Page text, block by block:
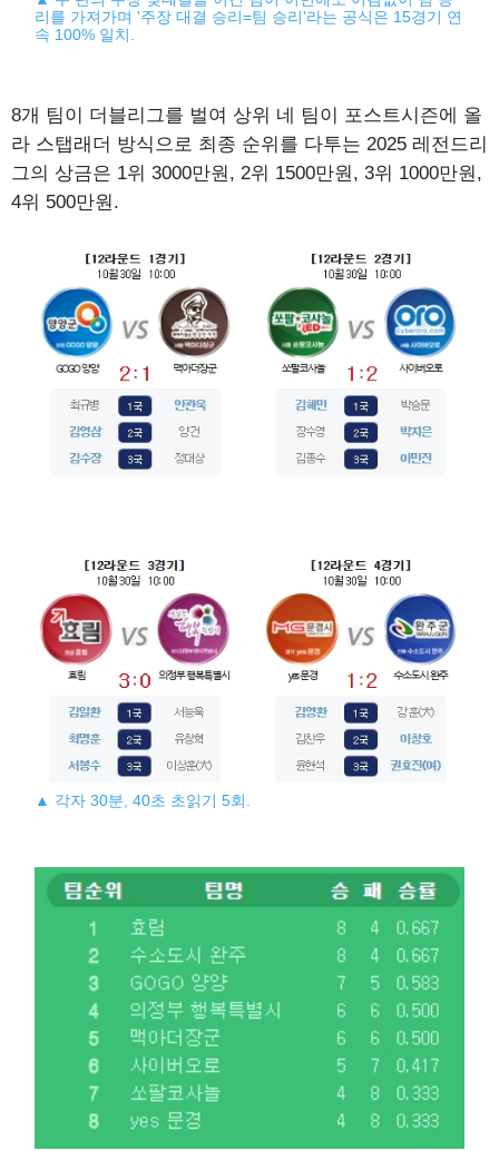
리를 가져가며 '주장 대결 승리=팀 승리'라는 공식은 15경기 연
속 100% 일치.
8개 팀이 더블리그를 벌여 상위 네 팀이 포스트시즌에 올
라 스탭래더 방식으로 최종 순위를 다투는 2025 레전드리
그의 상금은 1위 3000만원, 2위 1500만원, 3위 1000만원,
4위 500만원.
▲ 각자 30분, 40초 초읽기 5회.